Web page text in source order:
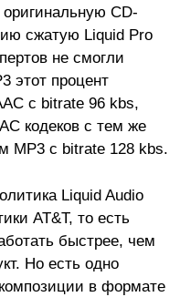
CD-
сжатую Liquid Pro
не смогли
этот процент
с bitrate 96 kbs,
кодеков с тем же
MP3 с bitrate 128 kbs.
Liquid Audio
AT&T, то есть
быстрее, чем
Но есть одно
в формате